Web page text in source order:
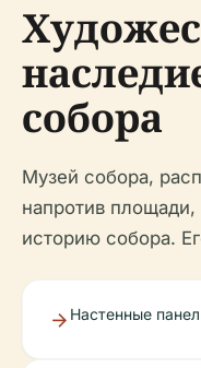
собора
Музей собора,
напротив
историю собора.
Настенные